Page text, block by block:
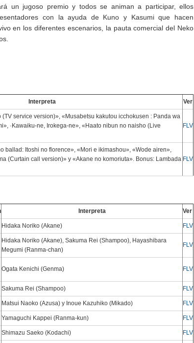
un jugoso premio y todos se animan a participar, ellos
con la ayuda de Kuno y Kasumi que hacen
en los diferentes escenarios, la pauta comercial del Neko
Interpreta Ver
service version)», «Musabetsu kakutou icchokusen : Panda wa
·Kawaiku-ne, Irokega-ne», «Haato nibun no naisho (Live
FLV
ballad: Itoshi no florence», «Mori e ikimashou», «Wode airen»,
(Curtain call version)» y «Akane no komoriuta». Bonus: Lambada FLV
Interpreta Ver
Hidaka Noriko (Akane) FLV
Hidaka Noriko (Akane), Sakuma Rei (Shampoo), Hayashibara
Megumi (Ranma-chan)
FLV
Ogata Kenichi (Genma) FLV
Sakuma Rei (Shampoo) FLV
Matsui Naoko (Azusa) y Inoue Kazuhiko (Mikado) FLV
Yamaguchi Kappei (Ranma-kun) FLV
Shimazu Saeko (Kodachi) FLV